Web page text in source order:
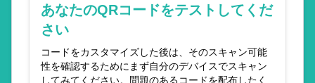
あなたのQRコードをテストしてくだ
さい
コードをカスタマイズした後は、そのスキャン可能
性を確認するためにまず自分のデバイスでスキャン
してみてください。問題のあるコードを配布したく